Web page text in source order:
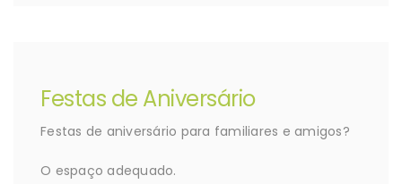
Festas de Aniversário
Festas de aniversário para familiares e amigos?
O espaço adequado.